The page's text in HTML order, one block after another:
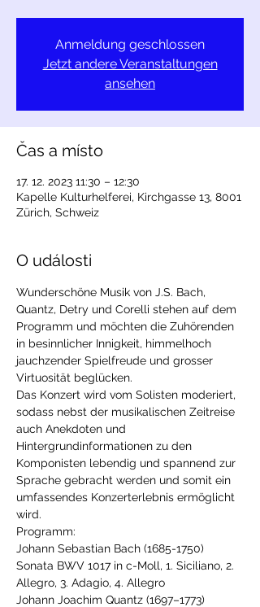
Anmeldung geschlossen
Jetzt andere Veranstaltungen
ansehen
Čas a místo
17. 12. 2023 11:30 – 12:30
Kapelle Kulturhelferei, Kirchgasse 13, 8001
Zürich, Schweiz
O události
Wunderschöne Musik von J.S. Bach,
Quantz, Detry und Corelli stehen auf dem
Programm und möchten die Zuhörenden
in besinnlicher Innigkeit, himmelhoch
jauchzender Spielfreude und grosser
Virtuosität beglücken.
Das Konzert wird vom Solisten moderiert,
sodass nebst der musikalischen Zeitreise
auch Anekdoten und
Hintergrundinformationen zu den
Komponisten lebendig und spannend zur
Sprache gebracht werden und somit ein
umfassendes Konzerterlebnis ermöglicht
wird.
Programm:
Johann Sebastian Bach (1685-1750)
Sonata BWV 1017 in c-Moll, 1. Siciliano, 2.
Allegro, 3. Adagio, 4. Allegro
Johann Joachim Quantz (1697–1773)